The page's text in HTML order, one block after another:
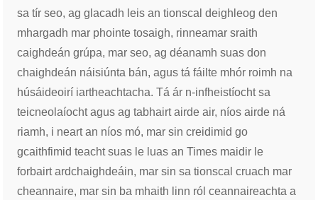
sa tír seo, ag glacadh leis an tionscal deighleog den
mhargadh mar phointe tosaigh, rinneamar sraith
caighdeán grúpa, mar seo, ag déanamh suas don
chaighdeán náisiúnta bán, agus tá fáilte mhór roimh na
húsáideoirí iartheachtacha. Tá ár n-infheistíocht sa
teicneolaíocht agus ag tabhairt airde air, níos airde ná
riamh, i neart an níos mó, mar sin creidimid go
gcaithfimid teacht suas le luas an Times maidir le
forbairt ardchaighdeáin, mar sin sa tionscal cruach mar
cheannaire, mar sin ba mhaith linn ról ceannaireachta a